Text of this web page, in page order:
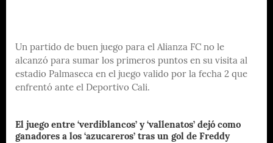
Un partido de buen juego para el Alianza FC no le
alcanzó para sumar los primeros puntos en su visita al
estadio Palmaseca en el juego valido por la fecha 2 que
enfrentó ante el Deportivo Cali.
El juego entre ‘verdiblancos’ y ‘vallenatos’ dejó como
ganadores a los ‘azucareros’ tras un gol de Freddy